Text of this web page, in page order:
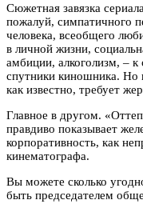
Сюжетная завязка
пожалуй, симпатичного
человека, всеобщего
в личной жизни,
амбиции, алкоголизм, –
спутники киношника. Но
как известно, требует
Главное в другом.
правдиво показывает
корпоративность, как
кинематографа.
Вы можете сколько
быть председателем